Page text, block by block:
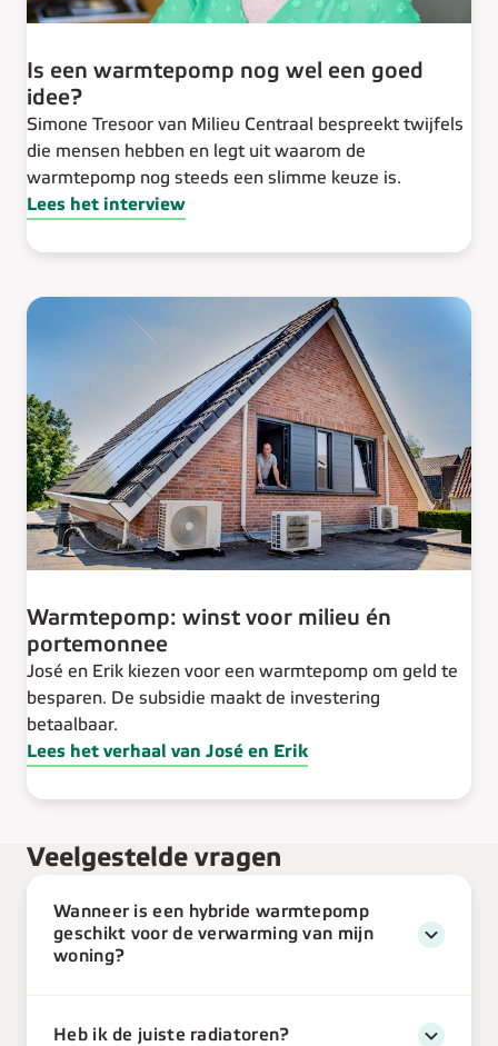
Is een warmtepomp nog wel een goed
idee?
Simone Tresoor van Milieu Centraal bespreekt twijfels
die mensen hebben en legt uit waarom de
warmtepomp nog steeds een slimme keuze is.
Lees het interview
Warmtepomp: winst voor milieu én
portemonnee
José en Erik kiezen voor een warmtepomp om geld te
besparen. De subsidie maakt de investering
betaalbaar.
Lees het verhaal van José en Erik
Veelgestelde vragen
Wanneer is een hybride warmtepomp
geschikt voor de verwarming van mijn
woning?
Heb ik de juiste radiatoren?